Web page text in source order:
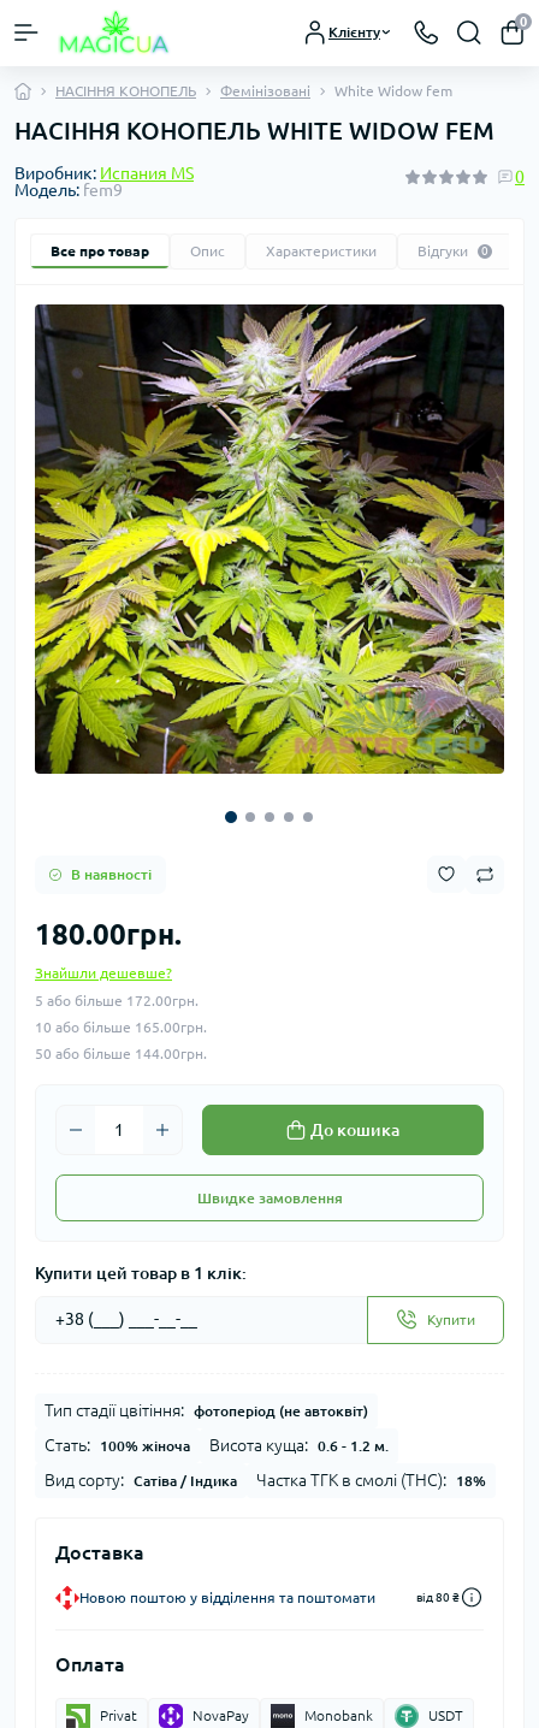
Клієнту
0
НАСІННЯ КОНОПЕЛЬ Фемінізовані White Widow fem
НАСІННЯ КОНОПЕЛЬ WHITE WIDOW FEM
Виробник: Испания MS
Модель: fem9
0
Все про товар Опис Характеристики Відгуки 0
В наявності
180.00грн.
Знайшли дешевше?
5 або більше 172.00грн.
10 або більше 165.00грн.
50 або більше 144.00грн.
До кошика
Швидке замовлення
Купити цей товар в 1 клік:
Купити
Тип стадії цвітіння: фотоперіод (не автоквіт)
Стать: 100% жіноча Висота куща: 0.6 - 1.2 м.
Вид сорту: Сатіва / Індика Частка ТГК в смолі (THC): 18%
Доставка
Новою поштою у відділення та поштомати від 80 ₴
Оплата
Privat NovaPay Monobank USDT